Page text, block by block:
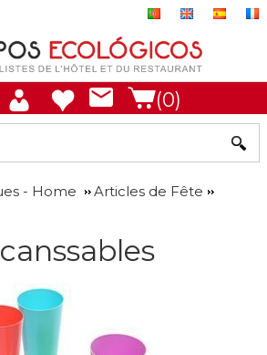
(0)
- Home
Articles de Fête